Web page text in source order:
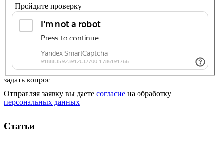
Пройдите проверку
задать вопрос
Отправляя заявку вы даете согласие на обработку
персональных данных
Статьи